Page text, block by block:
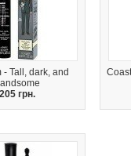
- Tall, dark, and
205 грн.